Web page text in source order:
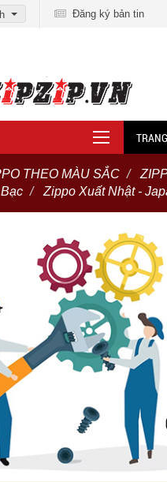
Đăng ký bản tin
THEO MÀU SẮC
Zippo Xuất Nhật -